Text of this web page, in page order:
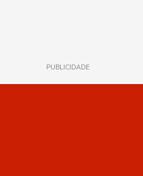
PUBLICIDADE